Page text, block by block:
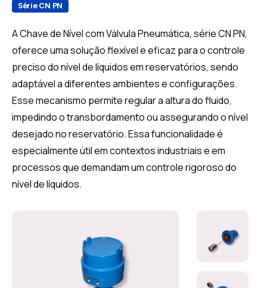
Série CN PN
A Chave de Nível com Válvula Pneumática, série CN PN,
oferece uma solução flexível e eficaz para o controle
preciso do nível de líquidos em reservatórios, sendo
adaptável a diferentes ambientes e configurações.
Esse mecanismo permite regular a altura do fluido,
impedindo o transbordamento ou assegurando o nível
desejado no reservatório. Essa funcionalidade é
especialmente útil em contextos industriais e em
processos que demandam um controle rigoroso do
nível de líquidos.